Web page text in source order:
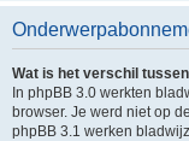
Wat is het verschil
In phpBB 3.0 werkten
browser. Je werd niet op
phpBB 3.1 werken